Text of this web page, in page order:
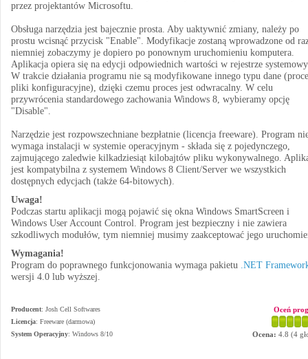
przez projektantów Microsoftu.
Obsługa narzędzia jest bajecznie prosta. Aby uaktywnić zmiany, należy po
prostu wcisnąć przycisk "Enable". Modyfikacje zostaną wprowadzone od
niemniej zobaczymy je dopiero po ponownym uruchomieniu komputera.
Aplikacja opiera się na edycji odpowiednich wartości w rejestrze
W trakcie działania programu nie są modyfikowane innego typu dane
pliki konfiguracyjne), dzięki czemu proces jest odwracalny. W celu
przywrócenia standardowego zachowania Windows 8, wybieramy opcję
"Disable".
Narzędzie jest rozpowszechniane bezpłatnie (licencja freeware). Program
wymaga instalacji w systemie operacyjnym - składa się z pojedynczego,
zajmującego zaledwie kilkadziesiąt kilobajtów pliku wykonywalnego.
jest kompatybilna z systemem Windows 8 Client/Server we wszystkich
dostępnych edycjach (także 64-bitowych).
Uwaga!
Podczas startu aplikacji mogą pojawić się okna Windows SmartScreen i
Windows User Account Control. Program jest bezpieczny i nie zawiera
szkodliwych modułów, tym niemniej musimy zaakceptować jego
Wymagania!
Program do poprawnego funkcjonowania wymaga pakietu .NET
wersji 4.0 lub wyższej.
Producent: Josh Cell Softwares
Licencja: Freeware (darmowa)
System Operacyjny: Windows 8/10
Oceń
Ocena: 4.8 (4